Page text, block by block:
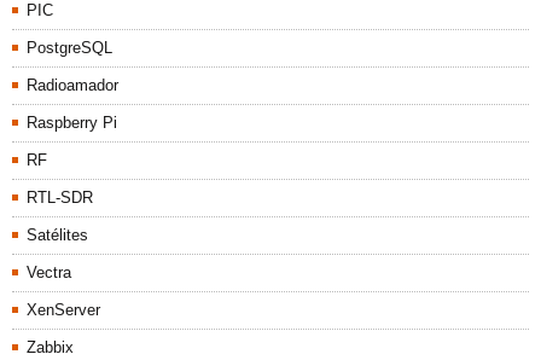
PIC
PostgreSQL
Radioamador
Raspberry Pi
RF
RTL-SDR
Satélites
Vectra
XenServer
Zabbix